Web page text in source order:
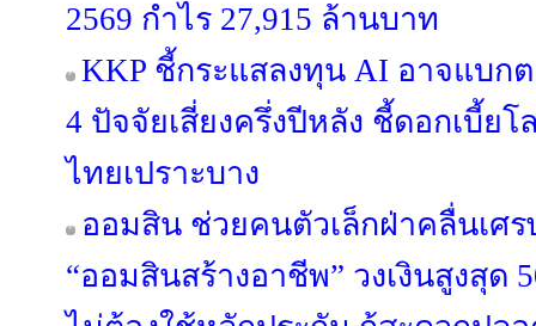
2569 กำไร 27,915 ล้านบาท
KKP ชี้กระแสลงทุน AI อาจแบก
4 ปัจจัยเสี่ยงครึ่งปีหลัง ชี้ดอกเบี้ยโ
ไทยเปราะบาง
ออมสิน ช่วยคนตัวเล็กฝ่าคลื่นเศร
“ออมสินสร้างอาชีพ” วงเงินสูงสุด